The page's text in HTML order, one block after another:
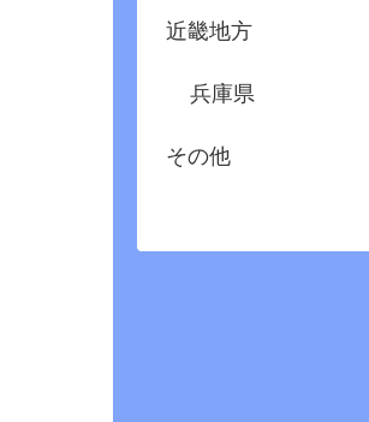
近畿地方
兵庫県
その他